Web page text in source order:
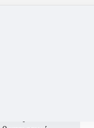
και της νονάς
μας